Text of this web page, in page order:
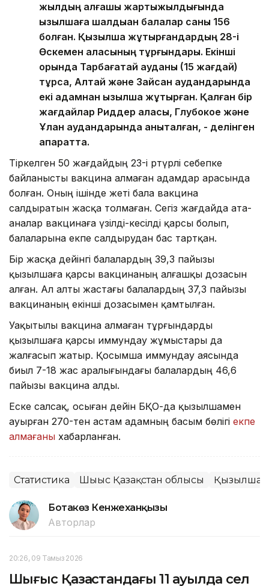
жылдың алғашқы жартыжылдығында
қызылшаға шалдыққан балалар саны 156
болған. Қызылша жұқтырғандардың 28-і
Өскемен қаласының тұрғындары. Екінші
орында Тарбағатай ауданы (15 жағдай)
тұрса, Алтай және Зайсан аудандарында
екі адамнан қызылша жұқтырған. Қалған бір
жағдайлар Риддер қаласы, Глубокое және
Ұлан аудандарында анықталған, - делінген
ақпаратта.
Тіркелген 50 жағдайдың 23-і әртүрлі себепке
байланысты вакцина алмаған адамдар арасында
болған. Оның ішінде жеті бала вакцина
салдыратын жасқа толмаған. Сегіз жағдайда ата-
аналар вакцинаға үзілді-кесілді қарсы болып,
балаларына екпе салдырудан бас тартқан.
Бір жасқа дейінгі балалардың 39,3 пайызы
қызылшаға қарсы вакцинаның алғашқы дозасын
алған. Ал алты жастағы балалардың 37,3 пайызы
вакцинаның екінші дозасымен қамтылған.
Уақытылы вакцина алмаған тұрғындарды
қызылшаға қарсы иммундау жұмыстары да
жалғасып жатыр. Қосымша иммундау аясында
биыл 7-18 жас аралығындағы балалардың 46,6
пайызы вакцина алды.
Еске салсақ, осыған дейін БҚО-да қызылшамен
ауырған 270-тен астам адамның басым бөлігі екпе
алмағаны хабарланған.
Статистика Шығыс Қазақстан облысы Қызылша
Ботакөз Кенжеханқызы
Авторлар
20:26, 09 Тамыз 2026
Шығыс Қазақстандағы 11 ауылда сел